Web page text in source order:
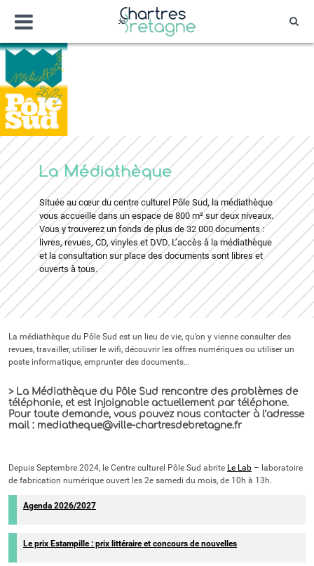
contenu
Menu
Bienvenue sur le site de la ville de
Ville Zéro phyto / 4 fleurs
La Médiathèque
Située au cœur du centre culturel Pôle Sud, la médiathèque
vous accueille dans un espace de 800 m² sur deux niveaux.
Vous y trouverez un fonds de plus de 32 000 documents :
livres, revues, CD, vinyles et DVD. L’accès à la médiathèque
et la consultation sur place des documents sont libres et
ouverts à tous.
La médiathèque du Pôle Sud est un lieu de vie, qu’on y vienne consulter des
revues, travailler, utiliser le wifi, découvrir les offres numériques ou utiliser un
poste informatique, emprunter des documents…
> La Médiathèque du Pôle Sud rencontre des problèmes de
téléphonie, et est injoignable actuellement par téléphone.
Pour toute demande, vous pouvez nous contacter à l’adresse
mail : mediatheque@ville-chartresdebretagne.fr
Depuis Septembre 2024, le Centre culturel Pôle Sud abrite Le Lab – laboratoire
de fabrication numérique ouvert les 2e samedi du mois, de 10h à 13h.
Agenda 2026/2027
Le prix Estampille : prix littéraire et concours de nouvelles